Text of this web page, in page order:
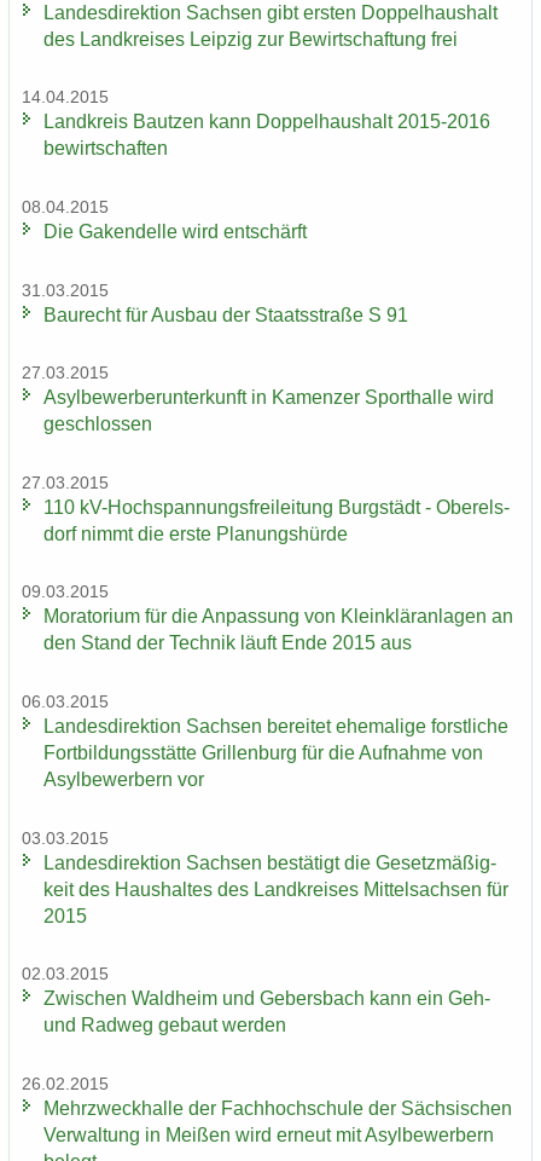
Lan­des­di­rek­ti­on Sach­sen gibt ers­ten Dop­pel­haus­halt
des Land­krei­ses Leip­zig zur Be­wirt­schaf­tung frei
14.04.2015
Land­kreis Baut­zen kann Dop­pel­haus­halt 2015-2016
be­wirt­schaf­ten
08.04.2015
Die Ga­ken­del­le wird ent­schärft
31.03.2015
Bau­recht für Aus­bau der Staats­stra­ße S 91
27.03.2015
Asyl­be­wer­ber­un­ter­kunft in Ka­men­zer Sport­hal­le wird
ge­schlos­sen
27.03.2015
110 kV-​Hochspannungsfreileitung Burg­städt - Ober­els­
dorf nimmt die erste Pla­nungs­hür­de
09.03.2015
Mo­ra­to­ri­um für die An­pas­sung von Klein­klär­an­la­gen an
den Stand der Tech­nik läuft Ende 2015 aus
06.03.2015
Lan­des­di­rek­ti­on Sach­sen be­rei­tet ehe­ma­li­ge forst­li­che
Fort­bil­dungs­stät­te Gril­len­burg für die Auf­nah­me von
Asyl­be­wer­bern vor
03.03.2015
Lan­des­di­rek­ti­on Sach­sen be­stä­tigt die Ge­setz­mä­ßig­
keit des Haus­hal­tes des Land­krei­ses Mit­tel­sach­sen für
2015
02.03.2015
Zwi­schen Wald­heim und Ge­bers­bach kann ein Geh-
und Rad­weg ge­baut wer­den
26.02.2015
Mehr­zweck­hal­le der Fach­hoch­schu­le der Säch­si­schen
Ver­wal­tung in Mei­ßen wird er­neut mit Asyl­be­wer­bern